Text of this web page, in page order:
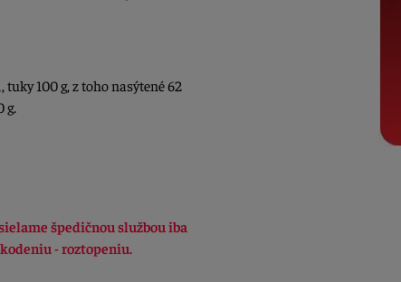
100 g, z toho nasýtené 62
g.
špedičnou službou iba
- roztopeniu.